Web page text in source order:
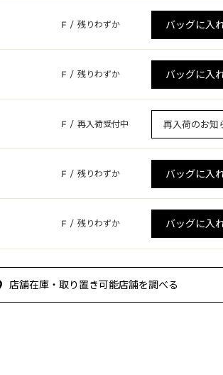
F / 残りわずか バッグに入
F / 残りわずか バッグに入
F / 再入荷受付中 再入荷のお知
F / 残りわずか バッグに入
F / 残りわずか バッグに入
店舗在庫・取り置き可能店舗を調べる